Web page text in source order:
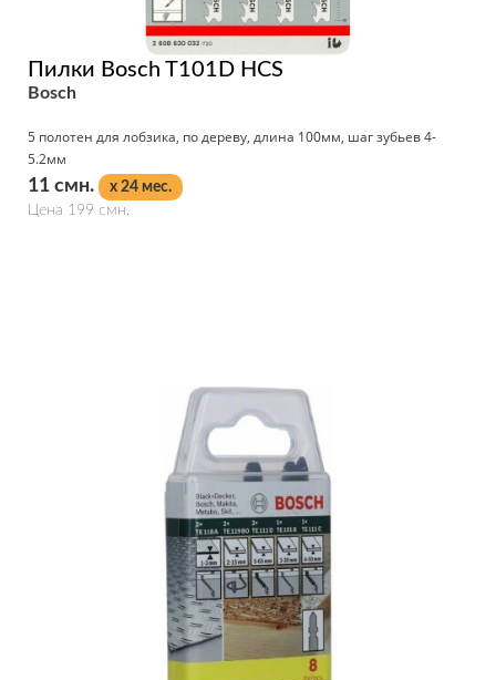
Пилки Bosch T101D HCS
Bosch
5 полотен для лобзика, по дереву, длина 100мм, шаг зубьев 4-
5.2мм
11 смн.
x 24 мес.
Цена 199 смн.